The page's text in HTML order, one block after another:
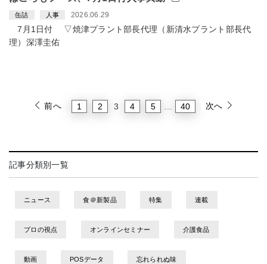
缶詰 人事 2026.06.29
7月1日付 ▽焼津プラント部長代理（新清水プラント部長代
理）深澤圭佑
前へ 1 2 3 4 5 40 次へ
記事分類別一覧
ニュース 食＠新製品 特集 連載
プロの視点 オンラインセミナー 介護食品
動画 POSデータ 忘れられぬ味